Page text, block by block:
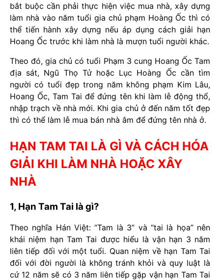
bắt buộc cần phải thực hiện việc mua nhà, xây dựng
làm nhà vào năm tuổi gia chủ phạm Hoàng Ốc thì có
thể tiến hành xây dựng nếu áp dụng cách giải hạn
Hoang Ốc trước khi làm nhà là mượn tuổi người khác.
Theo đó, gia chủ có tuổi Phạm 3 cung Hoang Ốc Tam
địa sát, Ngũ Thọ Tử hoặc Lục Hoàng Ốc cần tìm
người có tuổi đẹp trong năm không phạm Kim Lâu,
Hoang Ốc, Tam Tai để đứng tên khi làm lễ động thổ,
nhập trạch về nhà mới. Khi gia chủ ở đến năm tốt đẹp
thì có thể làm lễ mua bán nhà âm để đứng tên nhà ở.
HẠN TAM TAI LÀ GÌ VÀ CÁCH HÓA
GIẢI KHI LÀM NHÀ HOẶC XÂY
NHÀ
1, Hạn Tam Tai là gì?
Theo nghĩa Hán Việt: “Tam là 3” và “tai là họa” nên
khái niệm hạn Tam Tai được hiểu là vận hạn 3 năm
liên tiếp đối với một tuổi. Quan niệm về hạn Tam Tai
đối với đời người là không tránh khỏi và quy luật là
cứ 12 năm sẽ có 3 năm liên tiếp gặp vận hạn Tam Tai